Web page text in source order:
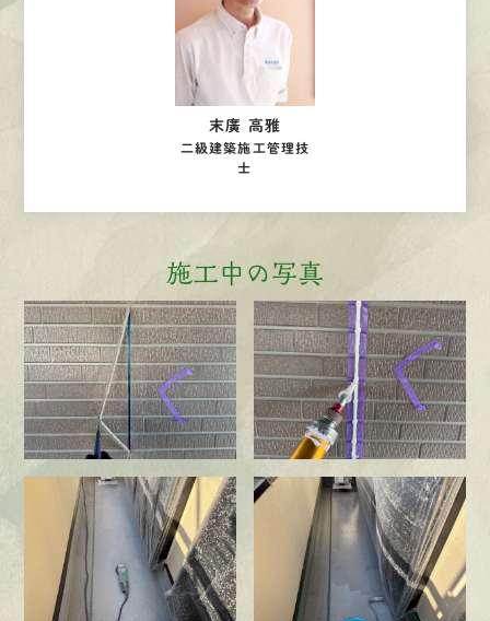
末廣 高雅
二級建築施工管理技
士
施工中の写真